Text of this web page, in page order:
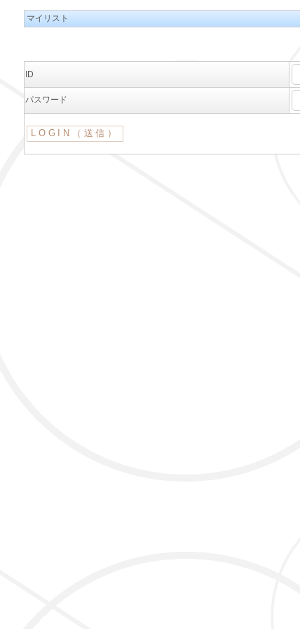
マイリスト
ID
パスワード